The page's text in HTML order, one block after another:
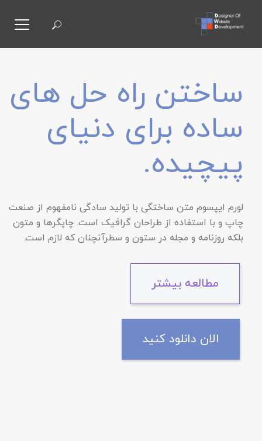
جستجو
ساختن راه حل های
ساده برای دنیای
پیچیده.
لورم ایپسوم متن ساختگی با تولید سادگی نامفهوم از صنعت
چاپ و با استفاده از طراحان گرافیک است. چاپگرها و متون
بلکه روزنامه و مجله در ستون و سطرآنچنان که لازم است.
الان دانلود کنید
مطالعه بیشتر